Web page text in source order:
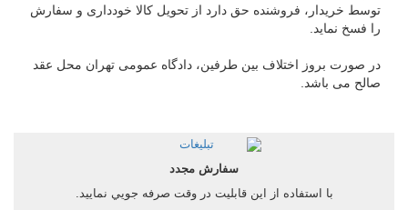
توسط خریدار، فروشنده حق دارد از تحویل کالا خودداری و سفارش
را فسخ نماید.
در صورت بروز اختلاف بین طرفین، دادگاه عمومی تهران محل عقد
صالح می باشد.
سفارش مجدد
با استفاده از اين قابليت در وقت صرفه جويي نماييد.